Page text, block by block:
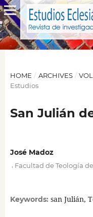
HOME / ARCHIVES /
Estudios
San Julián
José Madoz
Facultad de Teología
Keywords: san Julián,